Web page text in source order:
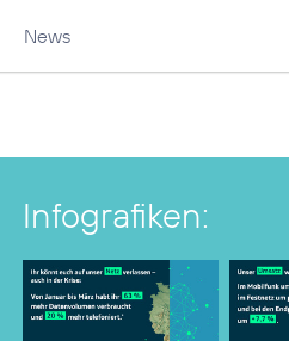
News
Infografiken: